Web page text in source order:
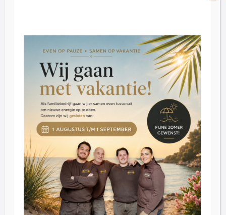
Zaterdag: 09:30 – 16:30
Dinsdag t/m donderdag op afspraak
Klantenservice
Blog
Reviews
Contact
Inkoop